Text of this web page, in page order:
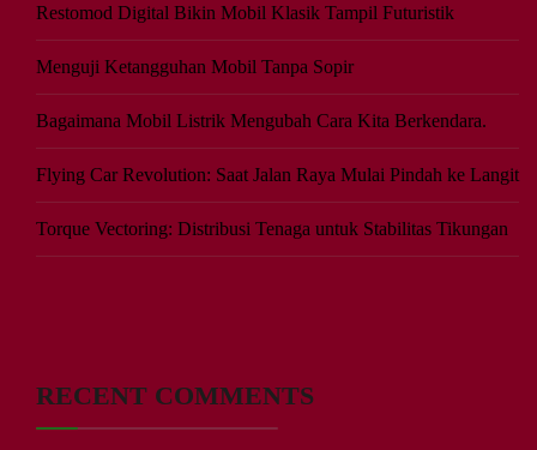
Restomod Digital Bikin Mobil Klasik Tampil Futuristik
Menguji Ketangguhan Mobil Tanpa Sopir
Bagaimana Mobil Listrik Mengubah Cara Kita Berkendara.
Flying Car Revolution: Saat Jalan Raya Mulai Pindah ke Langit
Torque Vectoring: Distribusi Tenaga untuk Stabilitas Tikungan
RECENT COMMENTS